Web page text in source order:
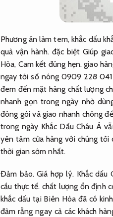
Phương án làm tem, khắc dấu
quả vận hành. đặc biệt Giúp
Hòa, Cam kết đúng hẹn. giao
ngay tới số nóng 0909 228
đem đến mặt hàng chất lượng
nhanh gọn trong ngày nhờ
đóng gói và giao nhanh chóng
trong ngày Khắc Dấu Châu Á
yên tâm cửa hàng với chúng
thời gian sớm nhất.
Đảm bảo. Giá hợp lý. Khắc dấu
cầu thực tế. chất lượng ổn định
khắc dấu tại Biên Hòa đã có
đảm rằng ngay cả các khách